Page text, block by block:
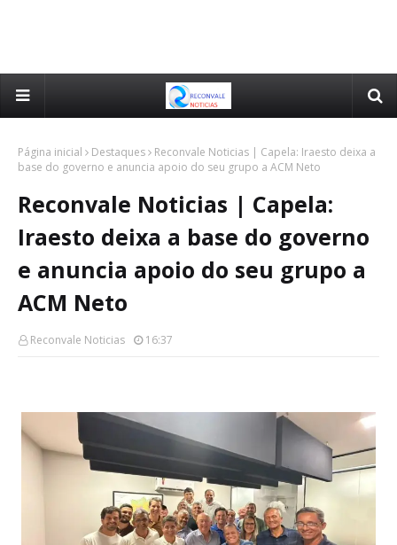
Página inicial Destaques
Reconvale Noticias | Capela: Iraesto deixa a
base do governo e anuncia apoio do seu grupo a ACM Neto
Reconvale Noticias | Capela:
Iraesto deixa a base do governo
e anuncia apoio do seu grupo a
ACM Neto
Reconvale Noticias 16:37